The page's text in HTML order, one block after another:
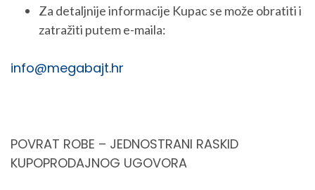
Za detaljnije informacije Kupac se može obratiti i
zatražiti putem e-maila:
info@megabajt.hr
POVRAT ROBE – JEDNOSTRANI RASKID
KUPOPRODAJNOG UGOVORA